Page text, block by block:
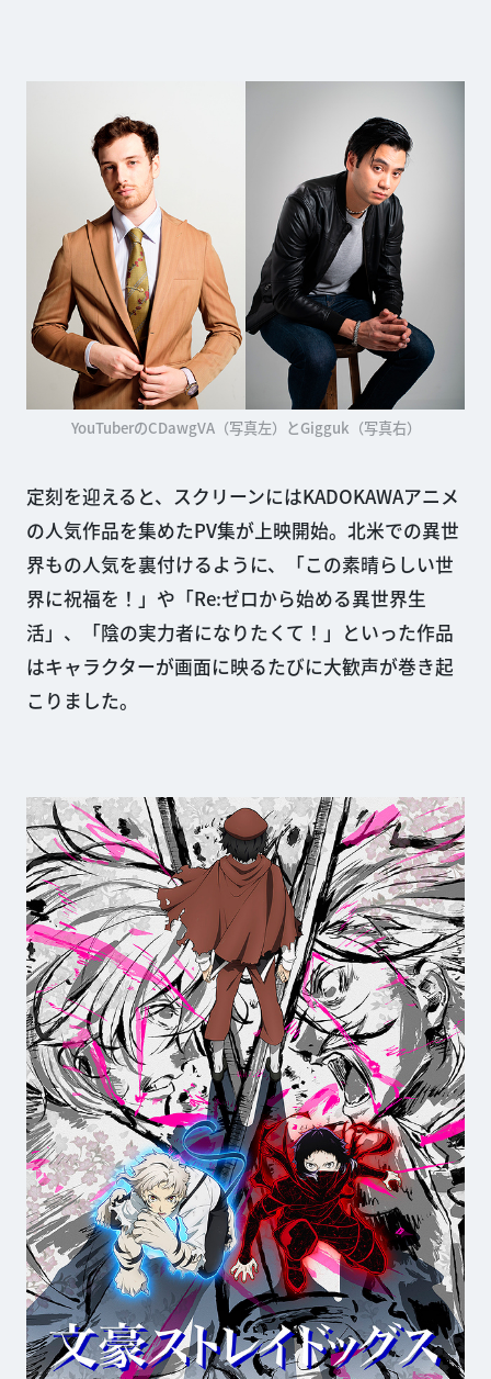
YouTuberのCDawgVA（写真左）とGigguk（写真右）
定刻を迎えると、スクリーンにはKADOKAWAアニメ
の人気作品を集めたPV集が上映開始。北米での異世
界もの人気を裏付けるように、「この素晴らしい世
界に祝福を！」や「Re:ゼロから始める異世界生
活」、「陰の実力者になりたくて！」といった作品
はキャラクターが画面に映るたびに大歓声が巻き起
こりました。